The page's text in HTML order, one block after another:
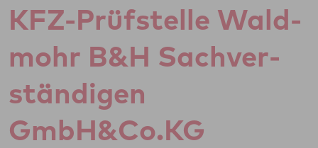
KFZ-Prüf­stelle Wald­
mohr B&H Sach­ver­
stän­di­gen
GmbH&Co.KG